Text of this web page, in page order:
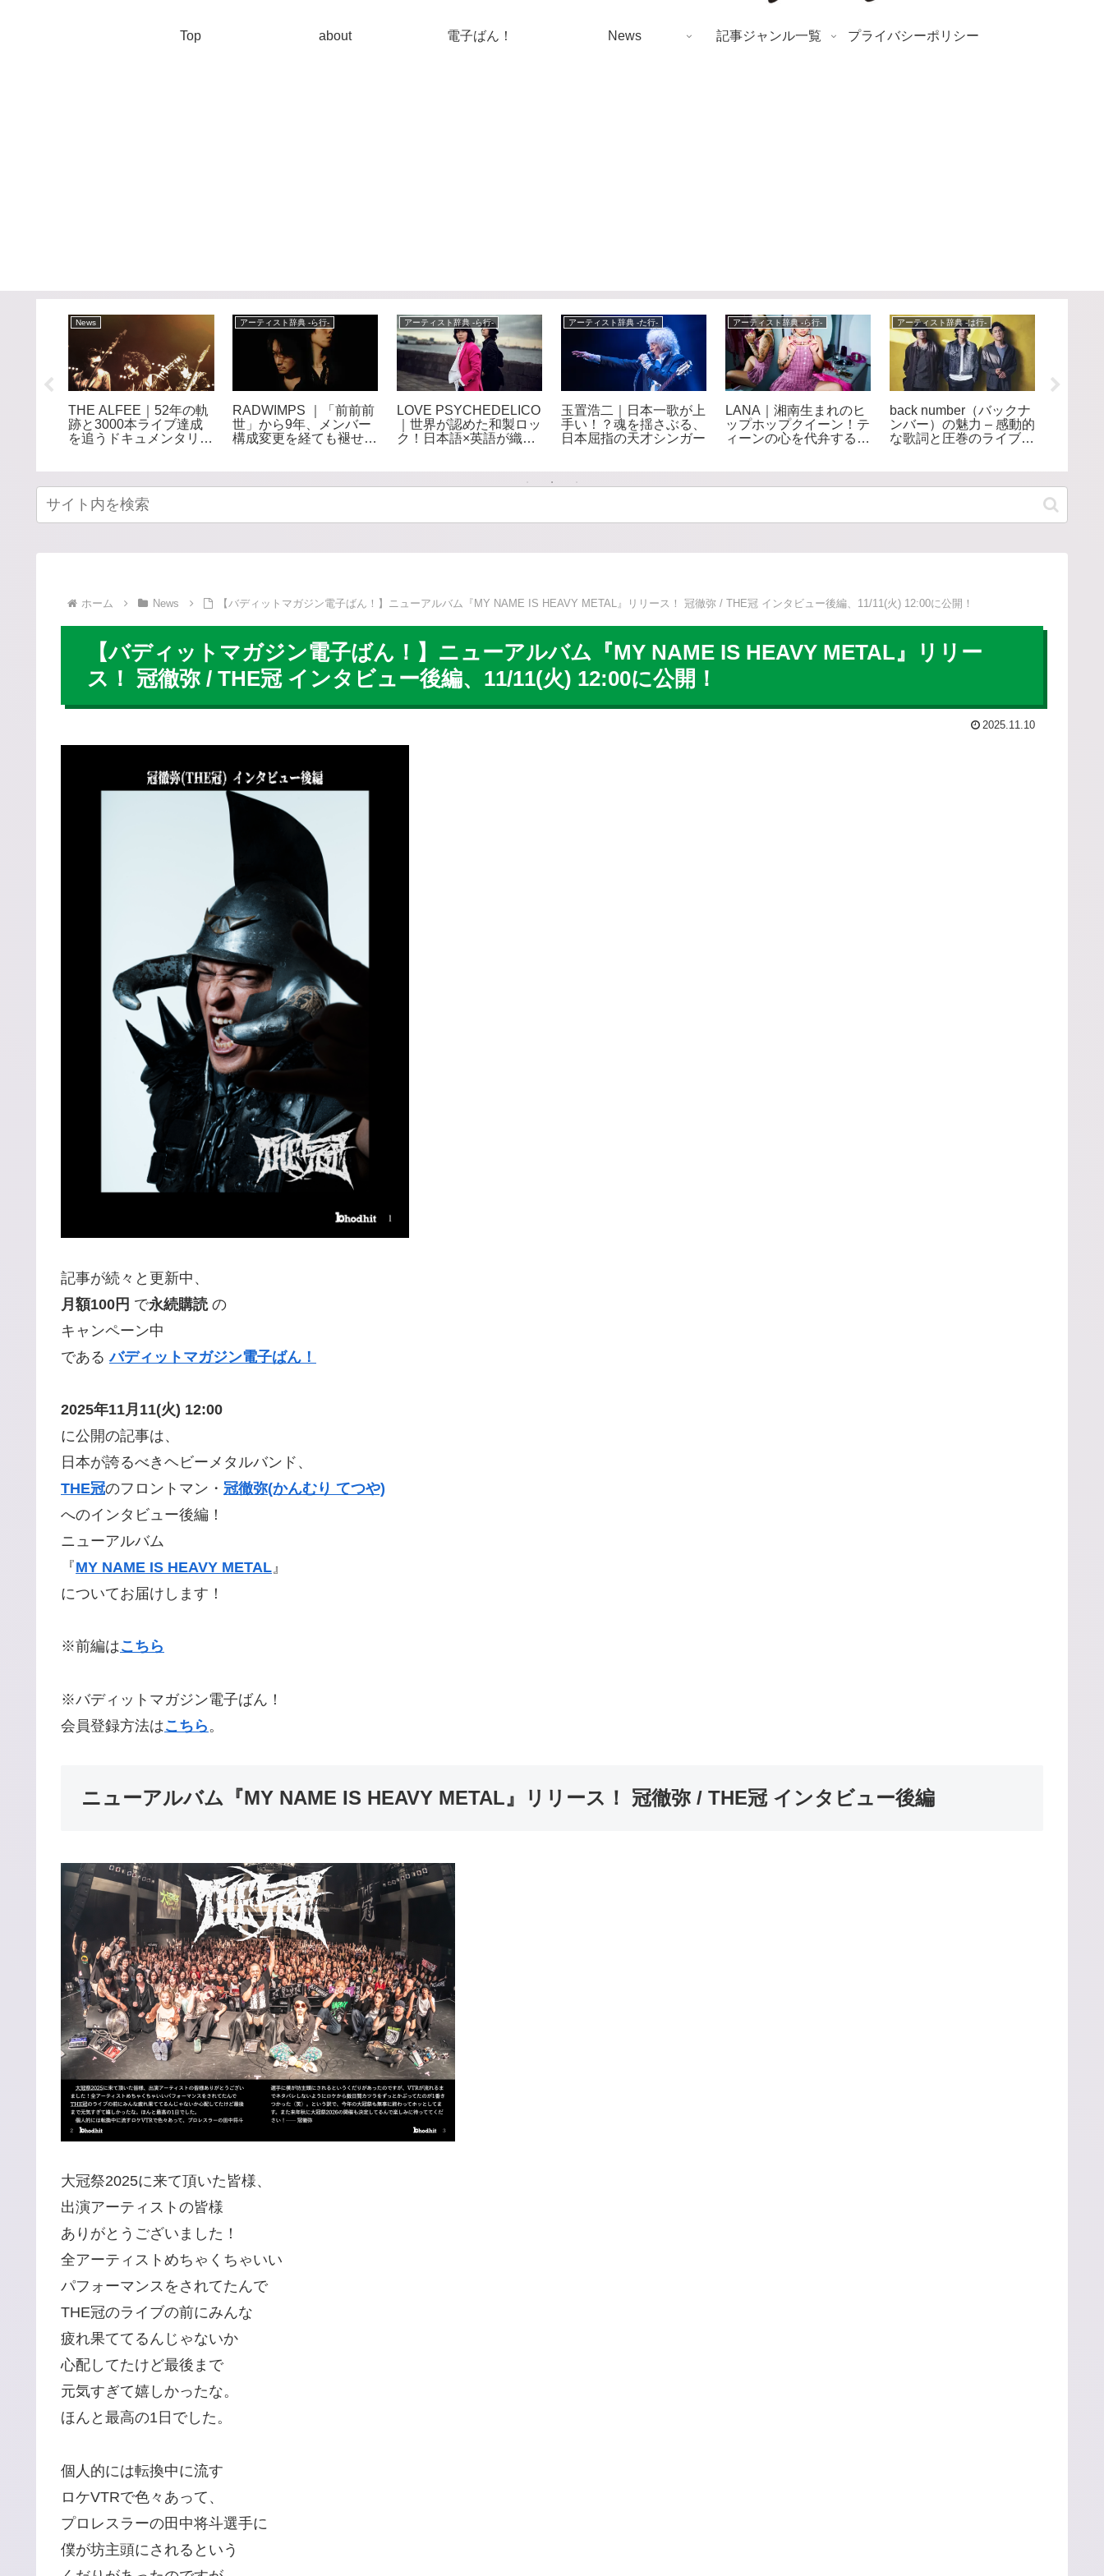
Top about 電子ばん！ News 記事ジャンル一覧 プライバシーポリシー
News
THE ALFEE｜52年の軌
跡と3000本ライブ達成
を追うドキュメンタリー
アーティスト辞典 -ら行-
RADWIMPS ｜「前前前
世」から9年、メンバー
構成変更を経ても褪せな
アーティスト辞典 -ら行-
LOVE PSYCHEDELICO
｜世界が認めた和製ロッ
ク！日本語×英語が織り
アーティスト辞典 -た行-
玉置浩二｜日本一歌が上
手い！？魂を揺さぶる、
日本屈指の天才シンガー
アーティスト辞典 -ら行-
LANA｜湘南生まれのヒ
ップホップクイーン！テ
ィーンの心を代弁する次
アーティスト辞典 -は行-
back number（バックナ
ンバー）の魅力 – 感動的
な歌詞と圧巻のライブで
ホーム News 【バディットマガジン電子ばん！】ニューアルバム『MY NAME IS HEAVY METAL』リリース！ 冠徹弥 / THE冠 インタビュー後編、11/11(火) 12:00に公開！
【バディットマガジン電子ばん！】ニューアルバム『MY NAME IS HEAVY METAL』リリー
ス！ 冠徹弥 / THE冠 インタビュー後編、11/11(火) 12:00に公開！
2025.11.10
記事が続々と更新中、
月額100円 で永続購読の
キャンペーン中
であるバディットマガジン電子ばん！
2025年11月11(火) 12:00
に公開の記事は、
日本が誇るべきヘビーメタルバンド、
THE冠のフロントマン・ 冠徹弥(かんむり てつや)
へのインタビュー後編！
ニューアルバム
『MY NAME IS HEAVY METAL』
についてお届けします！
※前編はこちら
※バディットマガジン電子ばん！
会員登録方法はこちら 。
ニューアルバム『MY NAME IS HEAVY METAL』リリース！ 冠徹弥 / THE冠 インタビュー後編
大冠祭2025に来て頂いた皆様、
出演アーティストの皆様
ありがとうございました！
全アーティストめちゃくちゃいい
パフォーマンスをされてたんで
THE冠のライブの前にみんな
疲れ果ててるんじゃないか
心配してたけど最後まで
元気すぎて嬉しかったな。
ほんと最高の1日でした。
個人的には転換中に流す
ロケVTRで色々あって、
プロレスラーの田中将斗選手に
僕が坊主頭にされるという